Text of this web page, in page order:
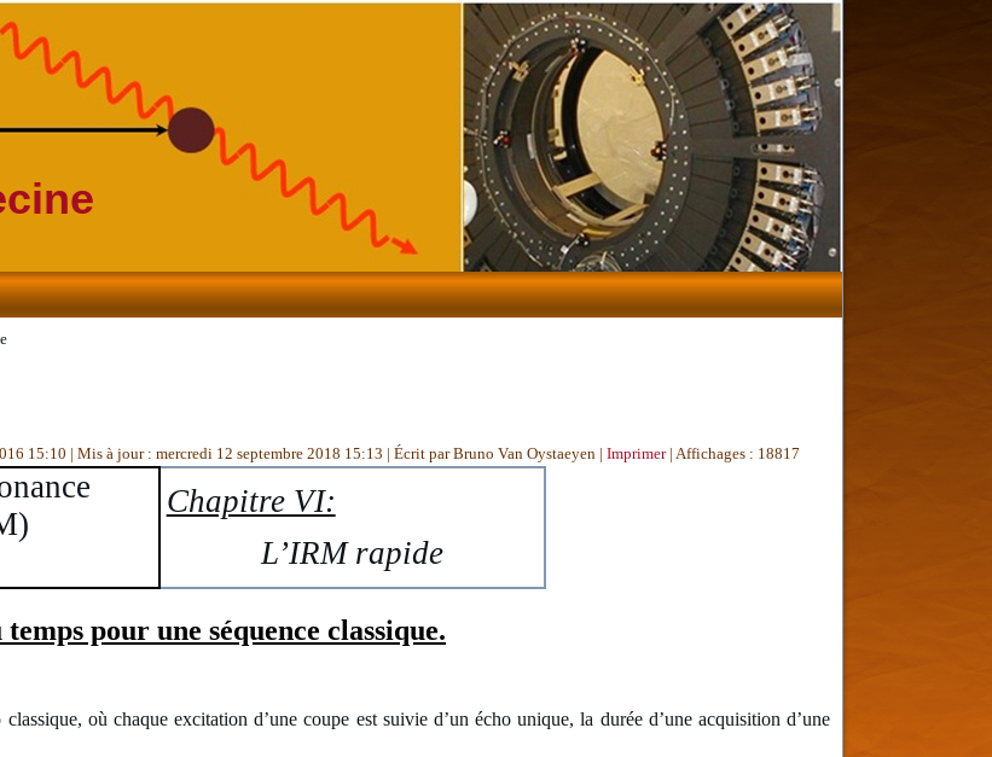
15:10 | Mis à jour : mercredi 12 septembre 2018 15:13 | Écrit par Bruno Van Oystaeyen | Imprimer | Affichages : 18817
Chapitre VI:
L’IRM rapide
pour une séquence classique.
où chaque excitation d’une coupe est suivie d’un écho unique, la durée d’une acquisition d’une